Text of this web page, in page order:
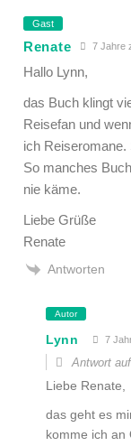
Gast
Renate 7 Jahre
Hallo Lynn,
das Buch klingt
Reisefan und
ich Reiseromane.
So manches
nie käme.
Liebe Grüße
Renate
Antworten
Autor
Lynn 7
Antwort auf
Liebe Renate,
das geht es
komme ich an